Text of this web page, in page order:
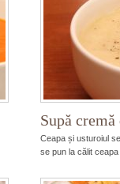
Supă
Ceapa și usturoiul
se pun la călit